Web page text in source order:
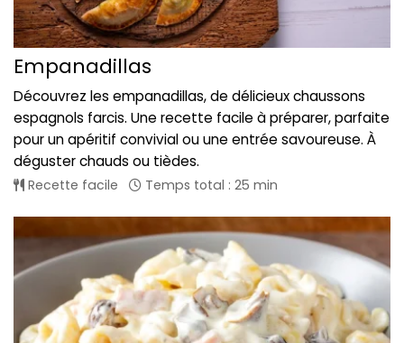
Empanadillas
Découvrez les empanadillas, de délicieux chaussons
espagnols farcis. Une recette facile à préparer, parfaite
pour un apéritif convivial ou une entrée savoureuse. À
déguster chauds ou tièdes.
Recette facile Temps total : 25 min